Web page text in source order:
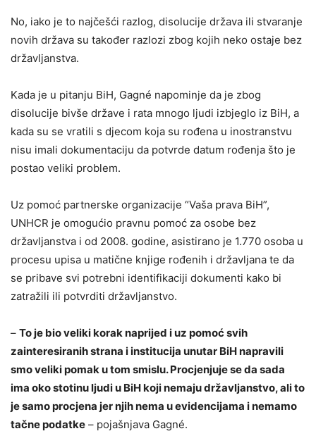
No, iako je to najčešći razlog, disolucije država ili stvaranje
novih država su također razlozi zbog kojih neko ostaje bez
državljanstva.
Kada je u pitanju BiH, Gagné napominje da je zbog
disolucije bivše države i rata mnogo ljudi izbjeglo iz BiH, a
kada su se vratili s djecom koja su rođena u inostranstvu
nisu imali dokumentaciju da potvrde datum rođenja što je
postao veliki problem.
Uz pomoć partnerske organizacije “Vaša prava BiH”,
UNHCR je omogućio pravnu pomoć za osobe bez
državljanstva i od 2008. godine, asistirano je 1.770 osoba u
procesu upisa u matične knjige rođenih i državljana te da
se pribave svi potrebni identifikaciji dokumenti kako bi
zatražili ili potvrditi državljanstvo.
– To je bio veliki korak naprijed i uz pomoć svih
zainteresiranih strana i institucija unutar BiH napravili
smo veliki pomak u tom smislu. Procjenjuje se da sada
ima oko stotinu ljudi u BiH koji nemaju državljanstvo, ali to
je samo procjena jer njih nema u evidencijama i nemamo
tačne podatke – pojašnjava Gagné.